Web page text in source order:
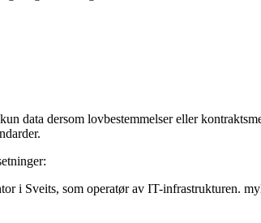
data dersom lovbestemmelser eller
i Sveits, som operatør av IT-infrastrukturen.